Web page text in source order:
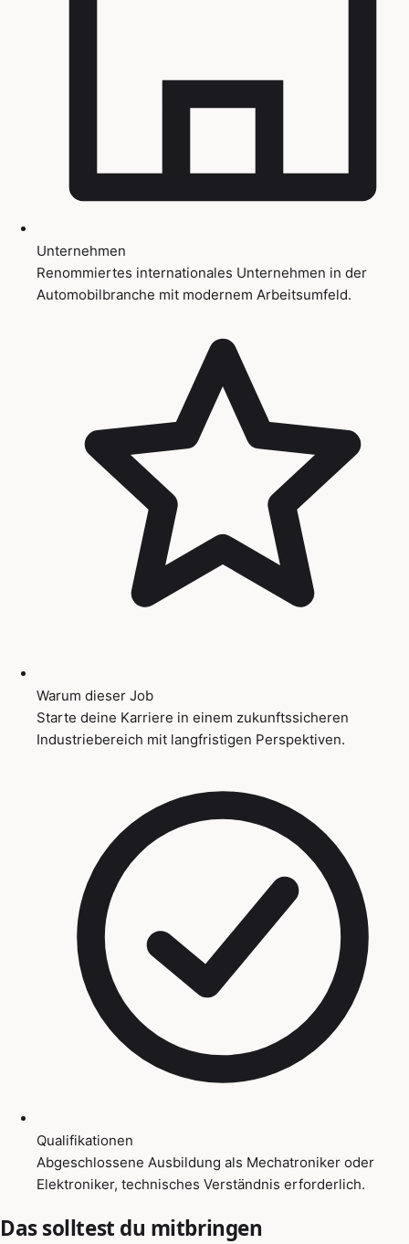
Unternehmen
Renommiertes internationales Unternehmen in der
Automobilbranche mit modernem Arbeitsumfeld.
Warum dieser Job
Starte deine Karriere in einem zukunftssicheren
Industriebereich mit langfristigen Perspektiven.
Qualifikationen
Abgeschlossene Ausbildung als Mechatroniker oder
Elektroniker, technisches Verständnis erforderlich.
Das solltest du mitbringen